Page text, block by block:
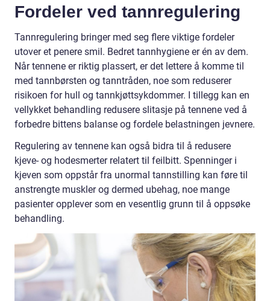
Fordeler ved tannregulering
Tannregulering bringer med seg flere viktige fordeler
utover et penere smil. Bedret tannhygiene er én av dem.
Når tennene er riktig plassert, er det lettere å komme til
med tannbørsten og tanntråden, noe som reduserer
risikoen for hull og tannkjøttsykdommer. I tillegg kan en
vellykket behandling redusere slitasje på tennene ved å
forbedre bittens balanse og fordele belastningen jevnere.
Regulering av tennene kan også bidra til å redusere
kjeve- og hodesmerter relatert til feilbitt. Spenninger i
kjeven som oppstår fra unormal tannstilling kan føre til
anstrengte muskler og dermed ubehag, noe mange
pasienter opplever som en vesentlig grunn til å oppsøke
behandling.